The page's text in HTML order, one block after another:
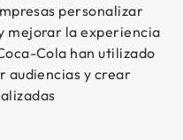
personalizar
mejorar la experiencia
Cola han utilizado
audiencias y crear